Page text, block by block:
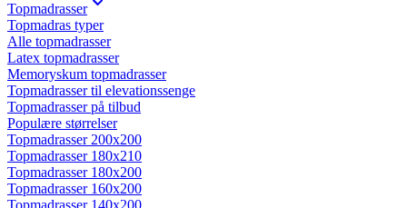
Topmadrasser
Topmadras typer
Alle topmadrasser
Latex topmadrasser
Memoryskum topmadrasser
Topmadrasser til elevationssenge
Topmadrasser på tilbud
Populære størrelser
Topmadrasser 200x200
Topmadrasser 180x210
Topmadrasser 180x200
Topmadrasser 160x200
Topmadrasser 140x200